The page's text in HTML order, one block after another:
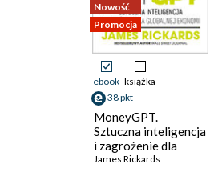
Nowość
Promocja
ebook książka
38 pkt
MoneyGPT.
Sztuczna inteligencja
i zagrożenie dla
globalnej ekonomii
James Rickards